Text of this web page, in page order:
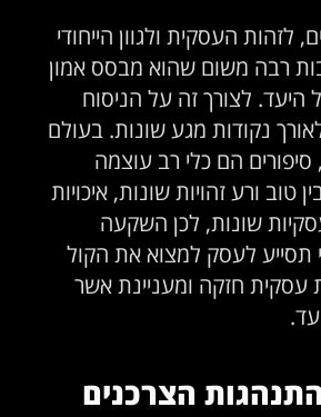
העסקית ולגוון הייחודי
רבה משום שהוא מבסס אמון
היעד. לצורך זה על הניסוח
נקודות מגע שונות. בעולם
הם כלי רב עוצמה
ורע זהויות שונות, איכויות
שונות, לכן השקעה
תסייע לעסק למצוא את הקול
עסקית חזקה ומעניינת אשר
הצרכנים